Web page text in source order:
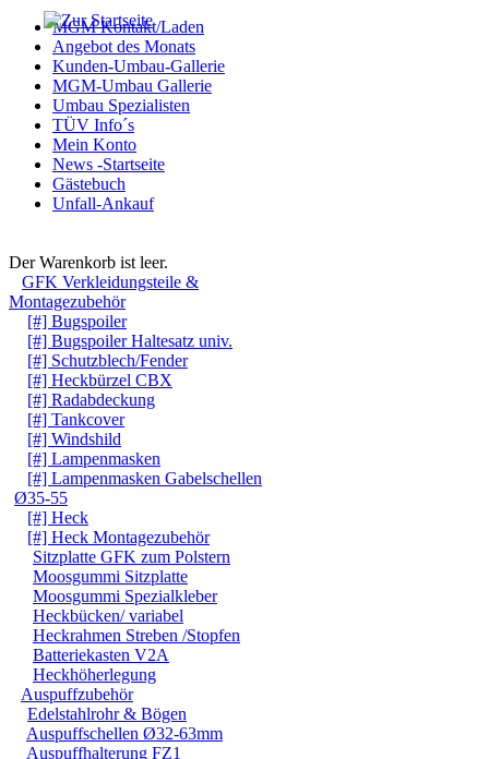
MGM Kontakt/Laden
Angebot des Monats
Kunden-Umbau-Gallerie
MGM-Umbau Gallerie
Umbau Spezialisten
TÜV Info´s
Mein Konto
News -Startseite
Gästebuch
Unfall-Ankauf
Der Warenkorb ist leer.
GFK Verkleidungsteile &
Montagezubehör
[#] Bugspoiler
[#] Bugspoiler Haltesatz univ.
[#] Schutzblech/Fender
[#] Heckbürzel CBX
[#] Radabdeckung
[#] Tankcover
[#] Windshild
[#] Lampenmasken
[#] Lampenmasken Gabelschellen
Ø35-55
[#] Heck
[#] Heck Montagezubehör
Sitzplatte GFK zum Polstern
Moosgummi Sitzplatte
Moosgummi Spezialkleber
Heckbücken/ variabel
Heckrahmen Streben /Stopfen
Batteriekasten V2A
Heckhöherlegung
Auspuffzubehör
Edelstahlrohr & Bögen
Auspuffschellen Ø32-63mm
Auspuffhalterung FZ1